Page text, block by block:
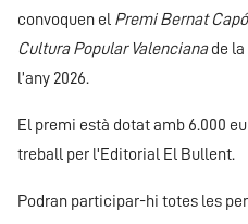
convoquen el Premi Bernat
Cultura Popular Valencianade la
l’any 2026.
El premi està dotat amb 6.000
treball per l'Editorial El Bullent.
Podran participar-hi totes les